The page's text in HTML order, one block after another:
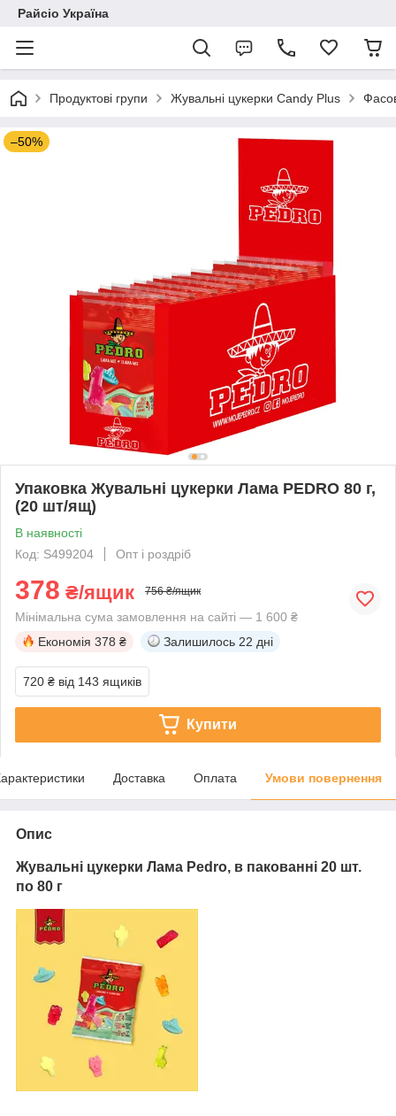
Райсіо Україна
Продуктові групи Жувальні цукерки Candy Plus
–50%
Упаковка Жувальні цукерки Лама PEDRO 80 г,
(20 шт/ящ)
В наявності
Код: S499204
Опт і роздріб
378 ₴/ящик 756 ₴/ящик
Мінімальна сума замовлення на сайті — 1 600 ₴
Економія 378 ₴ Залишилось 22 дні
720 ₴ від 143 ящиків
Купити
Доставка Оплата Умови повернення
Опис
Жувальні цукерки Лама Pedro, в пакованні 20 шт.
по 80 г